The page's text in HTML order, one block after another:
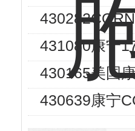
431080康宁
430165美国
430639康宁